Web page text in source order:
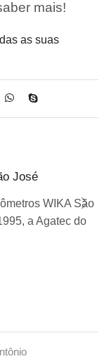
mais!
as suas
José
WIKA São
a Agatec do